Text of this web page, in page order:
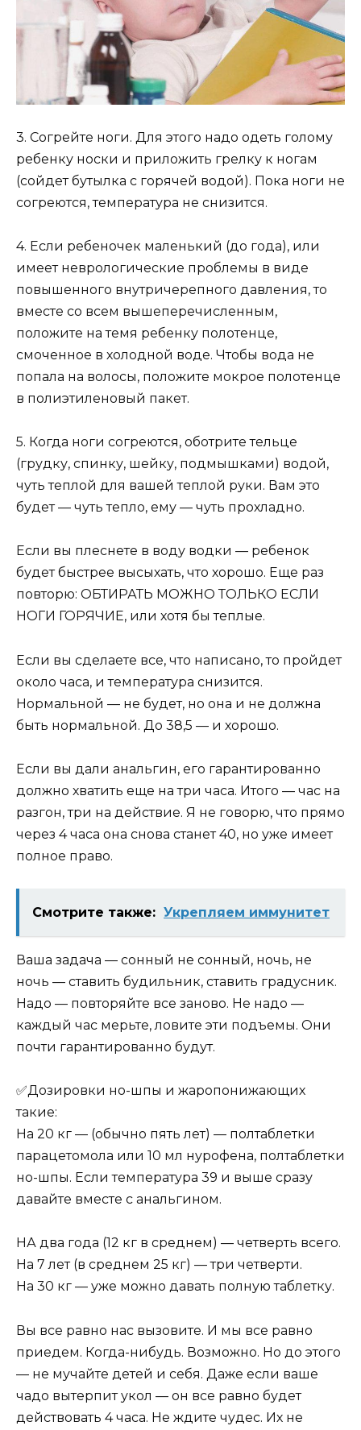
3. Согрейте ноги. Для этого надо одеть голому
ребенку носки и приложить грелку к ногам
(сойдет бутылка с горячей водой). Пока ноги не
согреются, температура не снизится.
4. Если ребеночек маленький (до года), или
имеет неврологические проблемы в виде
повышенного внутричерепного давления, то
вместе со всем вышеперечисленным,
положите на темя ребенку полотенце,
смоченное в холодной воде. Чтобы вода не
попала на волосы, положите мокрое полотенце
в полиэтиленовый пакет.
5. Когда ноги согреются, оботрите тельце
(грудку, спинку, шейку, подмышками) водой,
чуть теплой для вашей теплой руки. Вам это
будет — чуть тепло, ему — чуть прохладно.
Если вы плеснете в воду водки — ребенок
будет быстрее высыхать, что хорошо. Еще раз
повторю: ОБТИРАТЬ МОЖНО ТОЛЬКО ЕСЛИ
НОГИ ГОРЯЧИЕ, или хотя бы теплые.
Если вы сделаете все, что написано, то пройдет
около часа, и температура снизится.
Нормальной — не будет, но она и не должна
быть нормальной. До 38,5 — и хорошо.
Если вы дали анальгин, его гарантированно
должно хватить еще на три часа. Итого — час на
разгон, три на действие. Я не говорю, что прямо
через 4 часа она снова станет 40, но уже имеет
полное право.
Смотрите также: Укрепляем иммунитет
Ваша задача — сонный не сонный, ночь, не
ночь — ставить будильник, ставить градусник.
Надо — повторяйте все заново. Не надо —
каждый час мерьте, ловите эти подъемы. Они
почти гарантированно будут.
✅Дозировки но-шпы и жаропонижающих
такие:
На 20 кг — (обычно пять лет) — полтаблетки
парацетомола или 10 мл нурофена, полтаблетки
но-шпы. Если температура 39 и выше сразу
давайте вместе с анальгином.
НА два года (12 кг в среднем) — четверть всего.
На 7 лет (в среднем 25 кг) — три четверти.
На 30 кг — уже можно давать полную таблетку.
Вы все равно нас вызовите. И мы все равно
приедем. Когда-нибудь. Возможно. Но до этого
— не мучайте детей и себя. Даже если ваше
чадо вытерпит укол — он все равно будет
действовать 4 часа. Не ждите чудес. Их не